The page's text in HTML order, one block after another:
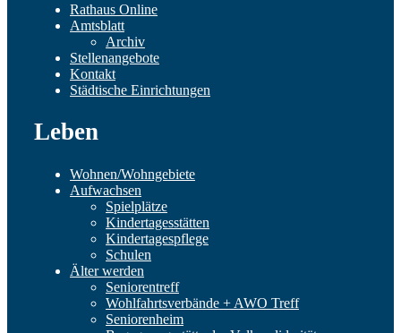
Rathaus Online
Amtsblatt
Archiv
Stellenangebote
Kontakt
Städtische Einrichtungen
Leben
Wohnen/Wohngebiete
Aufwachsen
Spielplätze
Kindertagesstätten
Kindertagespflege
Schulen
Älter werden
Seniorentreff
Wohlfahrtsverbände + AWO Treff
Seniorenheim